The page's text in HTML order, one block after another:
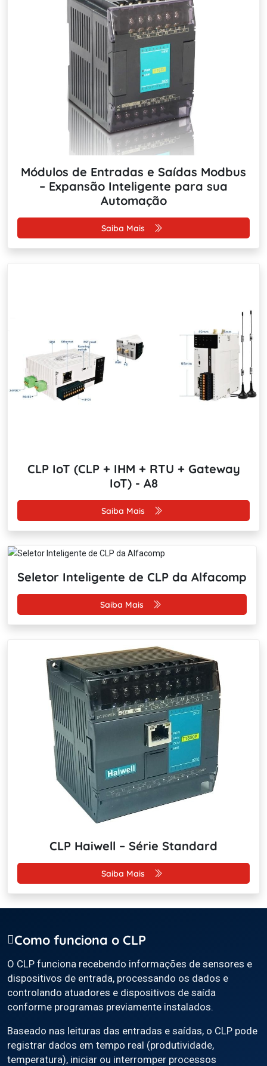
Módulos de Entradas e Saídas Modbus
– Expansão Inteligente para sua
Automação
Saiba Mais
CLP IoT (CLP + IHM + RTU + Gateway
IoT) - A8
Saiba Mais
Seletor Inteligente de CLP da Alfacomp
Saiba Mais
CLP Haiwell – Série Standard
Saiba Mais
Como funciona o CLP
O CLP funciona recebendo informações de sensores e
dispositivos de entrada, processando os dados e
controlando atuadores e dispositivos de saída
conforme programas previamente instalados.
Baseado nas leituras das entradas e saídas, o CLP pode
registrar dados em tempo real (produtividade,
temperatura), iniciar ou interromper processos